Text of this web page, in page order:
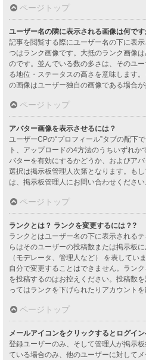
ページトップ
ユーザー名の隣に表示される画像は何です
記事を閲覧する際にユーザー名の下に表
つはランク画像です。大抵のランク画像
のです。並んでいる数の多さは、そのユ
る地位・ステータスの高さを意味します
の画像はユーザー独自の画像である場合が
ページトップ
アバター画像を表示させるには？
ユーザーCPの“プロフィール”タブの配下
ト、アップロードの4方法のうちいずれ
バターを有効にするかどうか、およびア
選択は掲示板管理人次第となります。も
は、掲示板管理人にお問い合わせください
ページトップ
ランクとは？ ランクを変更するには？?
ランクとはユーザー名の下に表示される
らはそのユーザーの投稿数または掲示板
（モデレータ、管理人など） を表してい
自分で変更することはできません。ラン
を投稿するのはお控えください。投稿数
ってはランクを下げられたりアカウント
ページトップ
メールアイコンをクリックするとログイ
登録ユーザーのみ、そして管理人が掲示
ている場合のみ、他のユーザーに対して